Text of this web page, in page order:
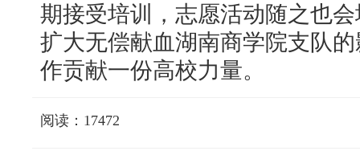
期接受培训，志愿活动随之也
扩大无偿献血湖南商学院支队
作贡献一份高校力量。
阅读：17472